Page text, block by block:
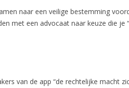
naar een veilige bestemming
met een advocaat naar keuze die je
van de app “de rechtelijke macht